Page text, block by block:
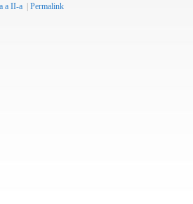
a II-a | Permalink